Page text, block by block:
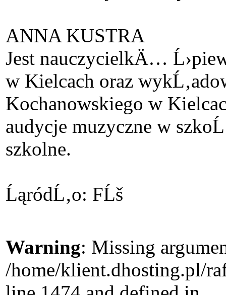
ANNA KUSTRA
Jest nauczycielkÄ…
w Kielcach oraz
Kochanowskiego w
audycje muzyczne w
szkolne.
ĹąródĹ‚o: FĹš
Warning: Missing
/home/klient.dhosting.pl/